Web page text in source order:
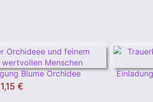
Blume Orchidee
1,15 €